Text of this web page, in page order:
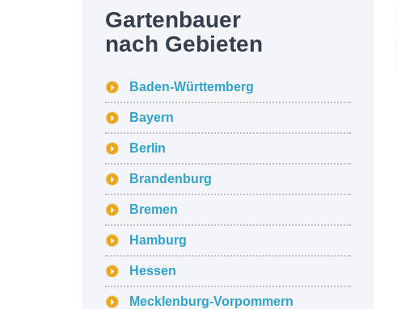
Gartenbauer
nach Gebieten
Baden-Württemberg
Bayern
Berlin
Brandenburg
Bremen
Hamburg
Hessen
Mecklenburg-Vorpommern